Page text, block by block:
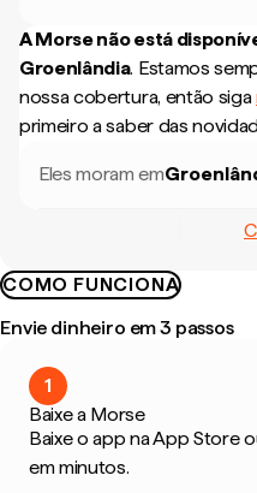
A Morse não está
Groenlândia. Estamos
nossa cobertura, então siga
primeiro a saber das
Eles moram em
COMO FUNCIONA
Envie dinheiro em 3 passos
1
Baixe a Morse
Baixe o app na App Store
em minutos.